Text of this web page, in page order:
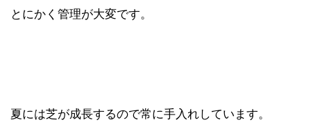
とにかく管理が大変です。
夏には芝が成長するので常に手入れしています。